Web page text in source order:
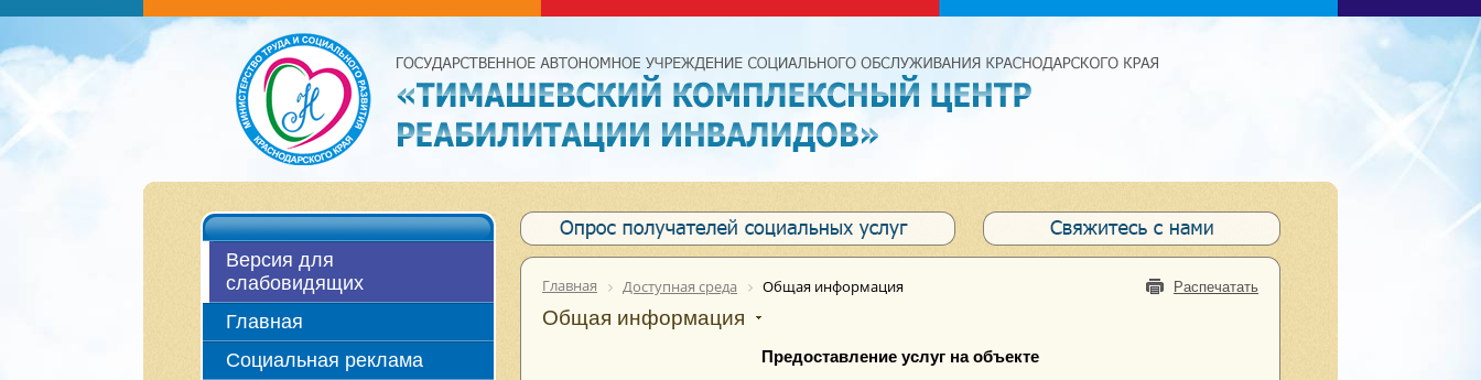
Версия для
слабовидящих
Главная
Социальная реклама
Распечатать
Главная Доступная среда Общая информация
Общая информация
Предоставление услуг на объекте